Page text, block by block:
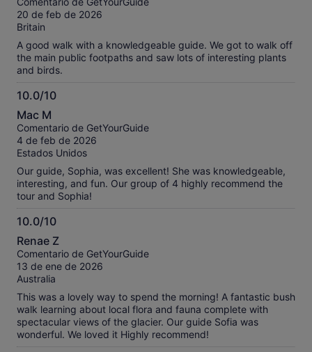
10
20 de feb de 2026
Britain
A good walk with a knowledgeable guide. We got to walk off
the main public footpaths and saw lots of interesting plants
and birds.
10.0/10
10.0
sobre
10
Mac M
Comentario de GetYourGuide
4 de feb de 2026
Estados Unidos
Our guide, Sophia, was excellent! She was knowledgeable,
interesting, and fun. Our group of 4 highly recommend the
tour and Sophia!
10.0/10
10.0
sobre
10
Renae Z
Comentario de GetYourGuide
13 de ene de 2026
Australia
This was a lovely way to spend the morning! A fantastic bush
walk learning about local flora and fauna complete with
spectacular views of the glacier. Our guide Sofia was
wonderful. We loved it Highly recommend!